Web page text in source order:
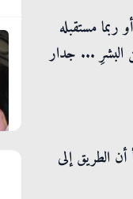
ربما مستقبله
البشرِ ... جدار
الطريق إلى